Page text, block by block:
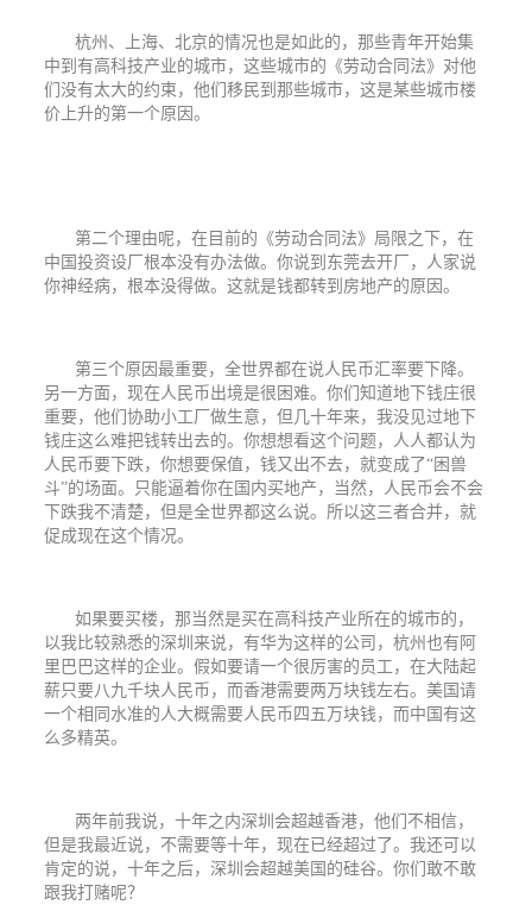
杭州、上海、北京的情况也是如此的，那些青年开始集
中到有高科技产业的城市，这些城市的《劳动合同法》对他
们没有太大的约束，他们移民到那些城市，这是某些城市楼
价上升的第一个原因。
第二个理由呢，在目前的《劳动合同法》局限之下，在
中国投资设厂根本没有办法做。你说到东莞去开厂，人家说
你神经病，根本没得做。这就是钱都转到房地产的原因。
第三个原因最重要，全世界都在说人民币汇率要下降。
另一方面，现在人民币出境是很困难。你们知道地下钱庄很
重要，他们协助小工厂做生意，但几十年来，我没见过地下
钱庄这么难把钱转出去的。你想想看这个问题，人人都认为
人民币要下跌，你想要保值，钱又出不去，就变成了“困兽
斗”的场面。只能逼着你在国内买地产，当然，人民币会不会
下跌我不清楚，但是全世界都这么说。所以这三者合并，就
促成现在这个情况。
如果要买楼，那当然是买在高科技产业所在的城市的，
以我比较熟悉的深圳来说，有华为这样的公司，杭州也有阿
里巴巴这样的企业。假如要请一个很厉害的员工，在大陆起
薪只要八九千块人民币，而香港需要两万块钱左右。美国请
一个相同水准的人大概需要人民币四五万块钱，而中国有这
么多精英。
两年前我说，十年之内深圳会超越香港，他们不相信，
但是我最近说，不需要等十年，现在已经超过了。我还可以
肯定的说，十年之后，深圳会超越美国的硅谷。你们敢不敢
跟我打赌呢？